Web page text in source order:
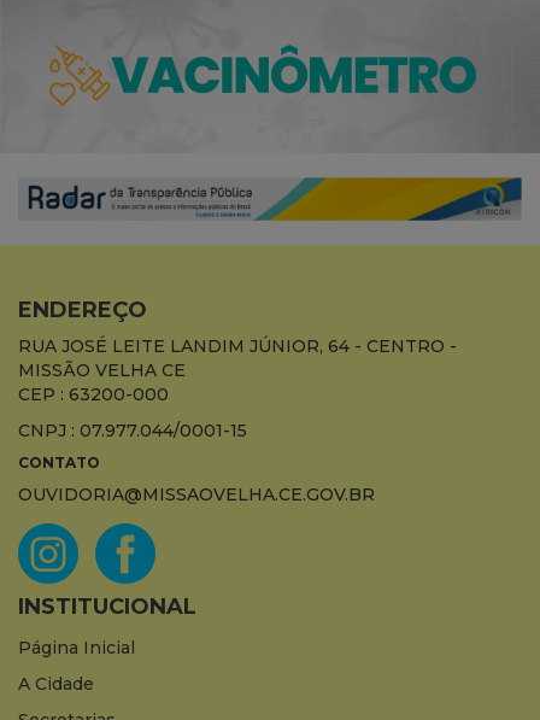
ENDEREÇO
RUA JOSÉ LEITE LANDIM JÚNIOR, 64 - CENTRO -
MISSÃO VELHA CE
CEP : 63200-000
CNPJ : 07.977.044/0001-15
CONTATO
OUVIDORIA@MISSAOVELHA.CE.GOV.BR
INSTITUCIONAL
Página Inicial
A Cidade